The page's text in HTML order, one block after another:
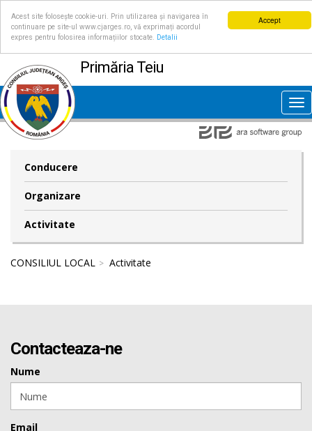
Accept
Acest site folosește cookie-uri. Prin utilizarea și navigarea în
continuare pe site-ul www.cjarges.ro, vă exprimați acordul
expres pentru folosirea informațiilor stocate.
Detalii
Primăria Teiu
Conducere
Organizare
Activitate
CONSILIUL LOCAL Activitate
Contacteaza-ne
Nume
Email